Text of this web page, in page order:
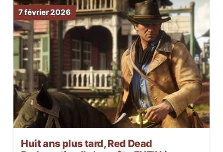
7 février 2026
Huit ans plus tard, Red Dead